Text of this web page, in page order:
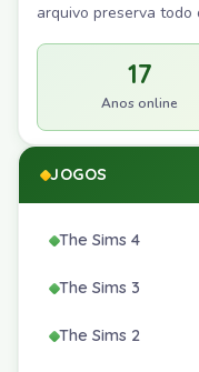
arquivo preserva
17
Anos online
JOGOS
The Sims 4
The Sims 3
The Sims 2